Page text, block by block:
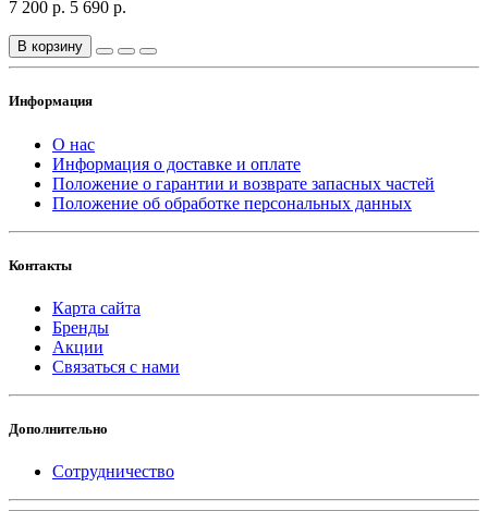
7 200 р. 5 690 р.
В корзину
Информация
О нас
Информация о доставке и оплате
Положение о гарантии и возврате запасных частей
Положение об обработке персональных данных
Контакты
Карта сайта
Бренды
Акции
Связаться с нами
Дополнительно
Сотрудничество